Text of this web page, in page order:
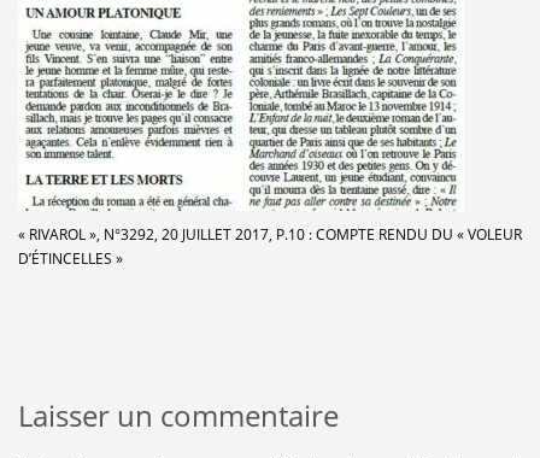
« RIVAROL », N°3292, 20 JUILLET 2017, P.10 : COMPTE RENDU DU « VOLEUR
D’ÉTINCELLES »
Laisser un commentaire